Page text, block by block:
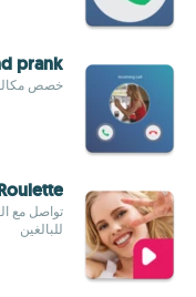
prank
خصص
تواصل مع
للبالغين